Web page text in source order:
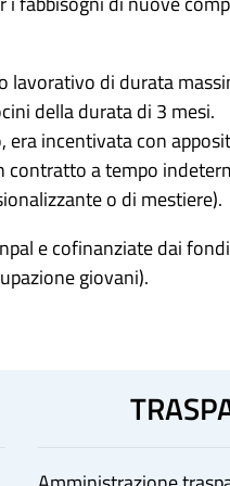
lavorativo di durata
della durata di 3 mesi.
incentivata con
contratto a tempo
o di mestiere).
e cofinanziate dai
giovani).